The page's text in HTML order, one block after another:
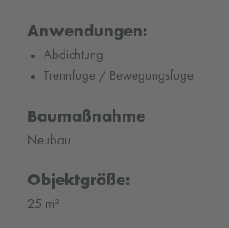
Anwendungen:
Abdichtung
Trennfuge / Bewegungsfuge
Baumaßnahme
Neubau
Objektgröße:
25 m²